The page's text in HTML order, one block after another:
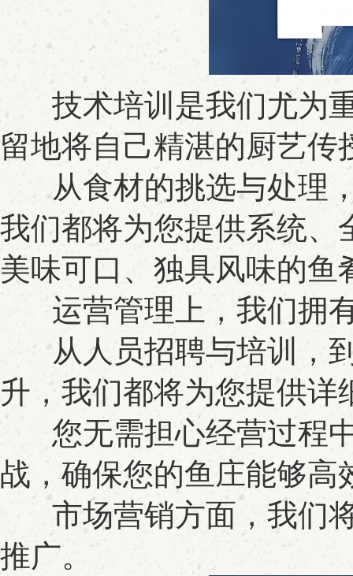
技术培训是我们尤为
留地将自己精湛的厨艺
从食材的挑选与处理
我们都将为您提供系统
美味可口、独具风味的鱼
运营管理上，我们拥
从人员招聘与培训，
升，我们都将为您提供详
您无需担心经营过程中
战，确保您的鱼庄能够高
市场营销方面，我们
推广。